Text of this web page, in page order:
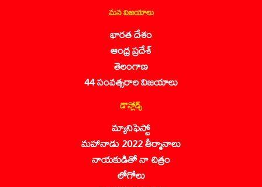
మన విజయాలు
భారత దేశం
ఆంధ్ర ప్రదేశ్
తెలంగాణ
44 సంవత్సరాల విజయాలు
డౌన్లోడ్స్
మ్యానిఫెస్టో
మహానాడు 2022 తీర్మానాలు
నాయకుడితో నా చిత్రం
లోగోలు